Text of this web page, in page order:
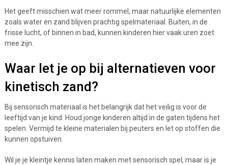
Het geeft misschien wat meer rommel, maar natuurlijke elementen
zoals water en zand blijven prachtig spelmateriaal. Buiten, in de
frisse lucht, of binnen in bad, kunnen kinderen hier vaak uren zoet
mee zijn.
Waar let je op bij alternatieven voor
kinetisch zand?
Bij sensorisch materiaal is het belangrijk dat het veilig is voor de
leeftijd van je kind. Houd jonge kinderen altijd in de gaten tijdens het
spelen. Vermijd te kleine materialen bij peuters en let op stoffen die
kunnen opstuiven.
Wil je je kleintje kennis laten maken met sensorisch spel, maar is je